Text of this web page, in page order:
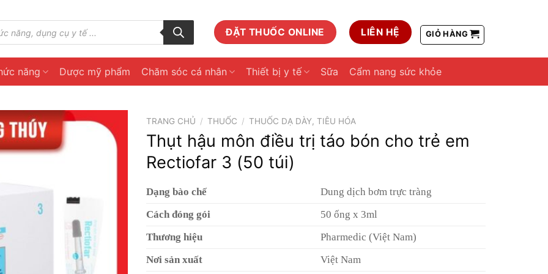
ĐẶT THUỐC ONLINE LIÊN HỆ GIỎ HÀNG
năng Dược mỹ phẩm Chăm sóc cá nhân Thiết bị y tế Sữa Cẩm nang sức khỏe
TRANG CHỦ / THUỐC / THUỐC DẠ DÀY, TIÊU HÓA
Thụt hậu môn điều trị táo bón cho trẻ em
Rectiofar 3 (50 túi)
Dạng bào chế
Dung dịch bơm trực tràng
Cách đóng gói
50 ống x 3ml
Thương hiệu
Pharmedic (Việt Nam)
Nơi sản xuất
Việt Nam